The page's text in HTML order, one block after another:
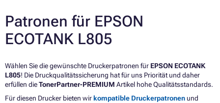
Patronen für EPSON
ECOTANK L805
Wählen Sie die gewünschte Druckerpatronen für EPSON ECOTANK
L805! Die Druckqualitätssicherung hat für uns Priorität und daher
erfüllen dieTonerPartner-PREMIUM Artikel hohe Qualitätsstandards.
Für diesen Drucker bieten wir kompatible Druckerpatronen und